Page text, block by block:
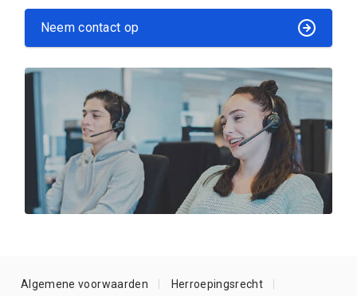
Neem contact op
Algemene voorwaarden Herroepingsrecht